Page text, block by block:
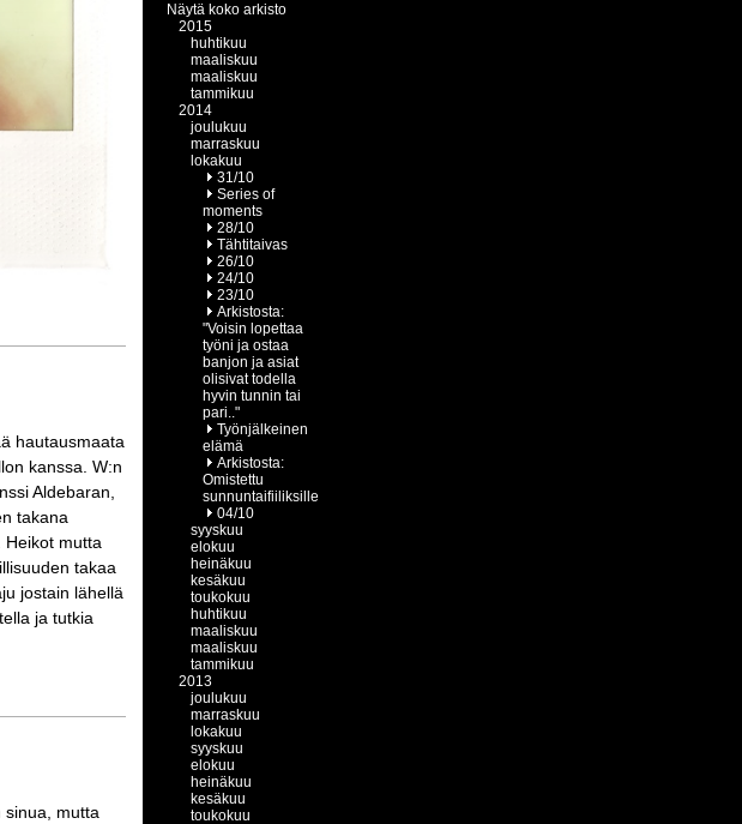
hautausmaata
kanssa. W:n
Aldebaran,
takana
mutta
takaa
jostain lähellä
ja tutkia
sinua, mutta
Näytä koko arkisto
2015
huhtikuu
maaliskuu
maaliskuu
tammikuu
2014
joulukuu
marraskuu
lokakuu
31/10
Series of
moments
28/10
Tähtitaivas
26/10
24/10
23/10
Arkistosta:
"Voisin lopettaa
työni ja ostaa
banjon ja asiat
olisivat todella
hyvin tunnin tai
pari.."
Työnjälkeinen
elämä
Arkistosta:
Omistettu
sunnuntaifiiliksille
04/10
syyskuu
elokuu
heinäkuu
kesäkuu
toukokuu
huhtikuu
maaliskuu
maaliskuu
tammikuu
2013
joulukuu
marraskuu
lokakuu
syyskuu
elokuu
heinäkuu
kesäkuu
toukokuu